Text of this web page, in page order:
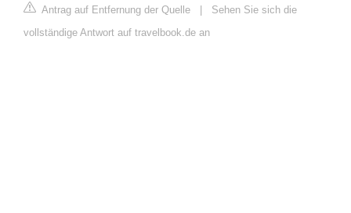
Antrag auf Entfernung der Quelle | Sehen Sie sich die
vollständige Antwort auf travelbook.de an